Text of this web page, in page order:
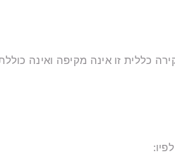
כללית זו אינה מקיפה ואינה